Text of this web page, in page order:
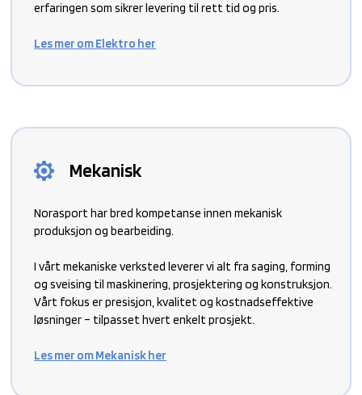
erfaringen som sikrer levering til rett tid og pris.
Les mer om Elektro her
Mekanisk
Norasport har bred kompetanse innen mekanisk
produksjon og bearbeiding.
I vårt mekaniske verkstedleverer vi alt fra saging, forming
og sveising til maskinering, prosjektering og konstruksjon.
Vårt fokus er presisjon, kvalitet og kostnadseffektive
løsninger – tilpasset hvert enkelt prosjekt.
Les mer om Mekanisk her